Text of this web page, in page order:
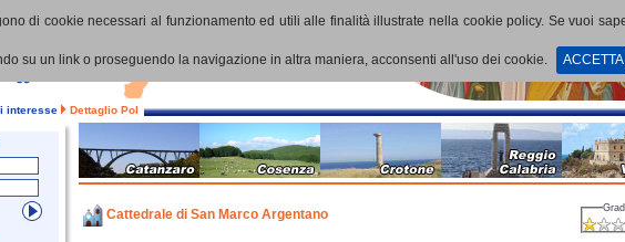
di cookie necessari al funzionamento ed utili alle finalità illustrate nella cookie policy. Se vuoi
su un link o proseguendo la navigazione in altra maniera, acconsenti all'uso dei cookie. ACCETTA
interesse Dettaglio PoI
Cattedrale di San Marco Argentano